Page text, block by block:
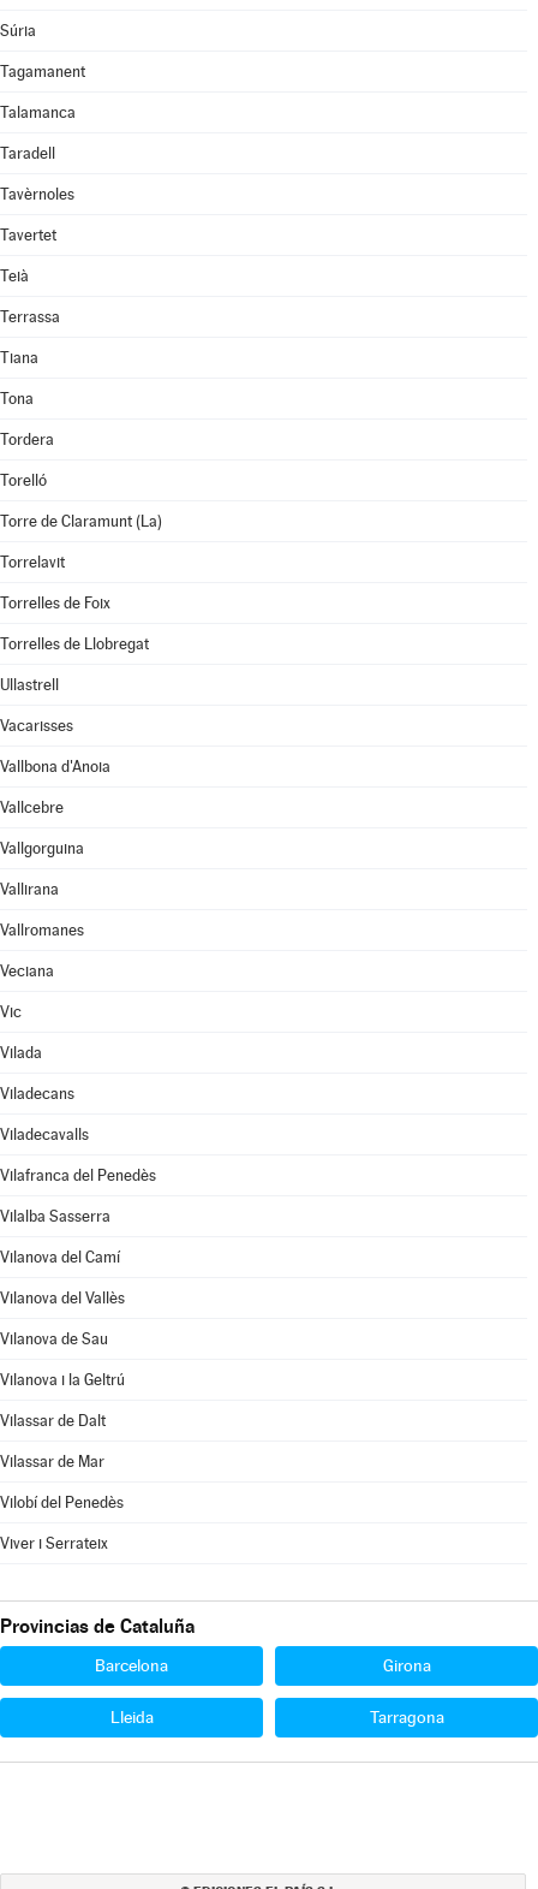
Súria
Tagamanent
Talamanca
Taradell
Tavèrnoles
Tavertet
Teià
Terrassa
Tiana
Tona
Tordera
Torelló
Torre de Claramunt (La)
Torrelavit
Torrelles de Foix
Torrelles de Llobregat
Ullastrell
Vacarisses
Vallbona d'Anoia
Vallcebre
Vallgorguina
Vallirana
Vallromanes
Veciana
Vic
Vilada
Viladecans
Viladecavalls
Vilafranca del Penedès
Vilalba Sasserra
Vilanova del Camí
Vilanova del Vallès
Vilanova de Sau
Vilanova i la Geltrú
Vilassar de Dalt
Vilassar de Mar
Vilobí del Penedès
Viver i Serrateix
Provincias de Cataluña
Barcelona Girona
Lleida Tarragona